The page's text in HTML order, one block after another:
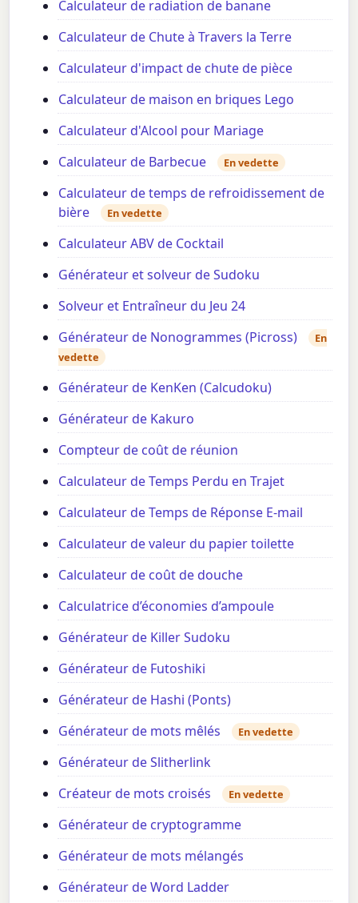
Calculateur de radiation de banane
Calculateur de Chute à Travers la Terre
Calculateur d'impact de chute de pièce
Calculateur de maison en briques Lego
Calculateur d'Alcool pour Mariage
Calculateur de Barbecue
En vedette
Calculateur de temps de refroidissement de
bière
En vedette
Calculateur ABV de Cocktail
Générateur et solveur de Sudoku
Solveur et Entraîneur du Jeu 24
Générateur de Nonogrammes (Picross)
En
vedette
Générateur de KenKen (Calcudoku)
Générateur de Kakuro
Compteur de coût de réunion
Calculateur de Temps Perdu en Trajet
Calculateur de Temps de Réponse E-mail
Calculateur de valeur du papier toilette
Calculateur de coût de douche
Calculatrice d’économies d’ampoule
Générateur de Killer Sudoku
Générateur de Futoshiki
Générateur de Hashi (Ponts)
Générateur de mots mêlés
En vedette
Générateur de Slitherlink
Créateur de mots croisés
En vedette
Générateur de cryptogramme
Générateur de mots mélangés
Générateur de Word Ladder